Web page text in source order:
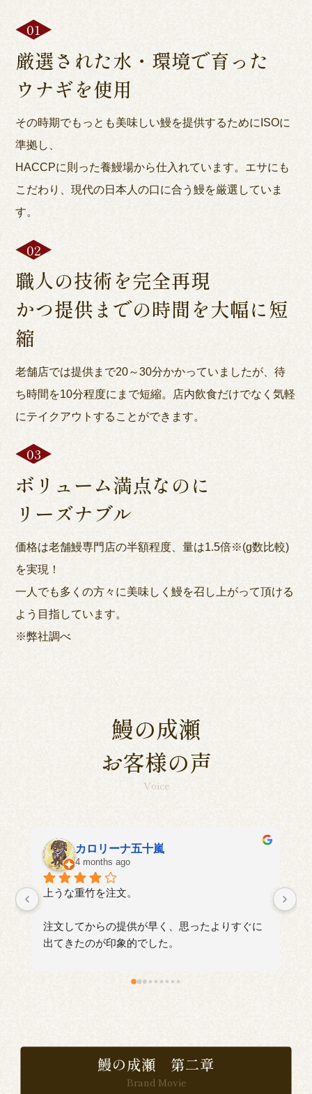
厳選された水・環境で育った
ウナギを使用
その時期でもっとも美味しい鰻を提供するためにISOに
準拠し、
HACCPに則った養鰻場から仕入れています。エサにも
こだわり、現代の日本人の口に合う鰻を厳選していま
す。
職人の技術を完全再現
かつ提供までの時間を大幅に短
縮
老舗店では提供まで20～30分かかっていましたが、待
ち時間を10分程度にまで短縮。店内飲食だけでなく気軽
にテイクアウトすることができます。
ボリューム満点なのに
リーズナブル
価格は老舗鰻専門店の半額程度、量は1.5倍※(g数比較)
を実現！
一人でも多くの方々に美味しく鰻を召し上がって頂ける
よう目指しています。
※弊社調べ
鰻の成瀬
お客様の声
Voice
aki
4 months ago
鰻の成瀬 第二章
Brand Movie